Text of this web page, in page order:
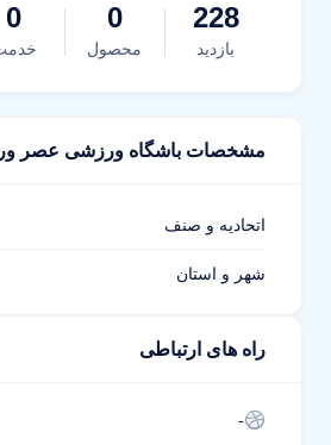
228
بازدید
0
محصول
0
مشخصات باشگاه ورزشی عصر
اتحادیه و صنف
شهر و استان
راه های ارتباطی
-